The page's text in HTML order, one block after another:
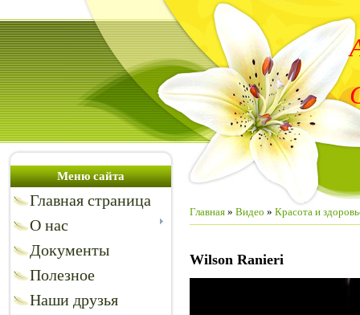
Меню сайта
Главная страница
О нас
Документы
Полезное
Наши друзья
Главная » Видео » Красота и
Wilson Ranieri